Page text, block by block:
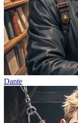
Dante